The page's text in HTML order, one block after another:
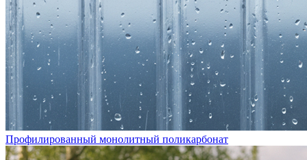
Профилированный монолитный поликарбонат